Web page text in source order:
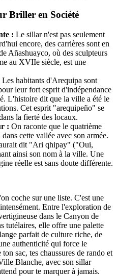
Briller en Société
: Le sillar n'est pas seulement
encore, des carrières sont en
Añashuayco, où des sculpteurs
au XVIIe siècle, est une
Les habitants d'Arequipa sont
leur fort esprit d'indépendance
L'histoire dit que la ville a été le
Cet esprit "arequipeño" se
la fierté des locaux.
: On raconte que le quatrième
cette vallée avec son armée.
dit "Ari qhipay" ("Oui,
ainsi son nom à la ville. Une
réelle est sans doute différente.
coche sur une liste. C'est une
Entre l'exploration de
dans le Canyon de
tutélaires, elle offre une palette
parfait de culture riche, de
authenticité qui force le
sac, tes chaussures de rando et
Blanche, avec son sillar
pour te marquer à jamais.